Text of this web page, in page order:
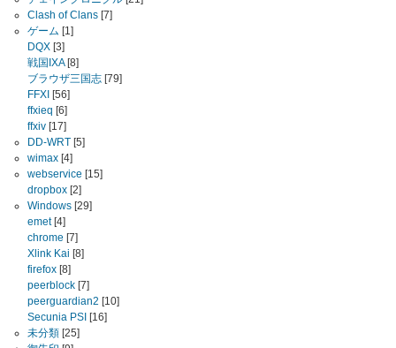
Clash of Clans [7]
ゲーム [1]
DQX [3]
戦国IXA[8]
ブラウザ三国志 [79]
FFXI [56]
ffxieq [6]
ffxiv [17]
DD-WRT [5]
wimax [4]
webservice [15]
dropbox [2]
Windows [29]
emet[4]
chrome [7]
Xlink Kai [8]
firefox [8]
peerblock [7]
peerguardian2 [10]
Secunia PSI [16]
未分類 [25]